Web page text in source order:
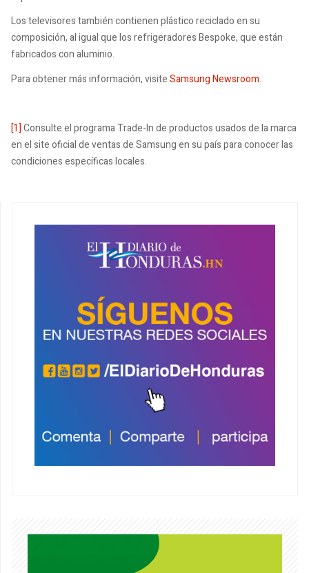
Los televisores también contienen plástico reciclado en su
composición, al igual que los refrigeradores Bespoke, que están
fabricados con aluminio.
Para obtener más información, visiteSamsung Newsroom.
[1]Consulte el programa Trade-In de productos usados de la marca
en el site oficial de ventas de Samsung en su país para conocer las
condiciones específicas locales.